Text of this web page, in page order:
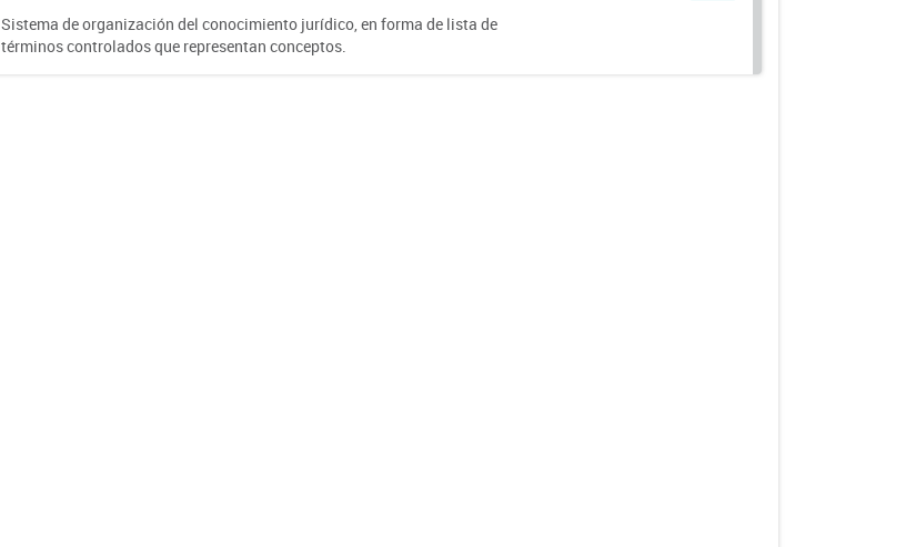
Sistema de organización del conocimiento jurídico, en forma de lista de
términos controlados que representan conceptos.